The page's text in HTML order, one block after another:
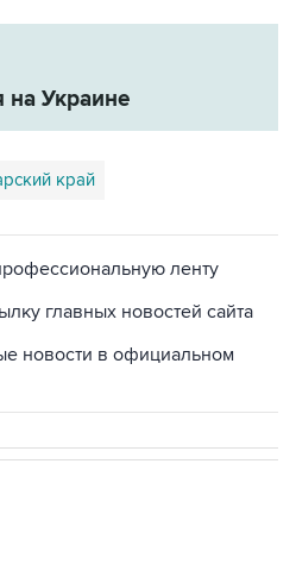
на Украине
край
ленту
главных новостей сайта
новости в официальном